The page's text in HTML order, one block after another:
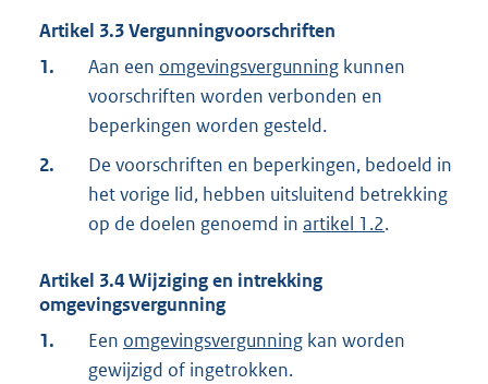
Artikel 3.3Vergunningvoorschriften
1.
Aan een omgevingsvergunning kunnen
voorschriften worden verbonden en
beperkingen worden gesteld.
2.
De voorschriften en beperkingen, bedoeld in
het vorige lid, hebben uitsluitend betrekking
op de doelen genoemd in artikel 1.2.
Artikel 3.4Wijziging en intrekking
omgevingsvergunning
1.
Een omgevingsvergunning kan worden
gewijzigd of ingetrokken.